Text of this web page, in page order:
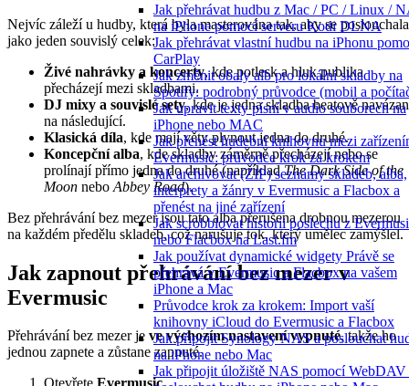
Jak přehrávat hudbu z Mac / PC / Linux /
na iPhone pomocí serveru Kodi DLNA
Jak přehrávat vlastní hudbu na iPhonu
CarPlay
Jak změnit obaly alb pro lokální skladby na
Spotify: podrobný průvodce (mobil a
Jak upravit texty písní v audio souborech na
iPhone nebo MAC
Jak přenést hudební knihovnu mezi
Evermusic: průvodce krok za krokem
Jak archivovat (ZIP) seznamy skladeb, alba,
interprety a žánry v Evermusic a Flacbox a
přenést na jiné zařízení
Jak scrobblovat historii poslechu z
nebo Flacbox na Last.fm
Jak používat dynamické widgety Právě se
přehrává v Evermusic a Flacbox na vašem
iPhone a Mac
Průvodce krok za krokem: Import vaší
knihovny iCloud do Evermusic a Flacbox
Jak připojit Synology NAS a poslouchat
na iPhone nebo Mac
Jak připojit úložiště NAS pomocí WebDAV
Nejvíc záleží u hudby, která byla masterována tak, aby se poslouchala
jako jeden souvislý celek:
Živé nahrávky a koncerty, kde potlesk a hluk publika
přecházejí mezi skladbami.
DJ mixy a souvislé sety, kde je jedna skladba beatově
na následující.
Klasická díla, kde mají věty plynout jedna do druhé.
Koncepční alba, kde skladby záměrně přecházejí nebo se
prolínají přímo jedna do druhé (napříkladThe Dark Side of the
Moon nebo Abbey Road).
Bez přehrávání bez mezer jsou tato alba přerušena drobnou mezerou
na každém předělu skladeb, což narušuje tok, který umělec zamýšlel.
Jak zapnout přehrávání bez mezer v
Evermusic
Přehrávání bez mezer je ve výchozím nastavení vypnuté, takže ho
jednou zapnete a zůstane zapnuté.